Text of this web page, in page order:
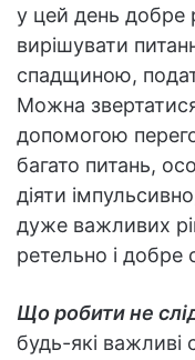
у цей день добре
вирішувати
спадщиною,
Можна
допомогою
багато питань,
діяти
дуже важливих
ретельно і добре
Що робити не
будь-які важливі